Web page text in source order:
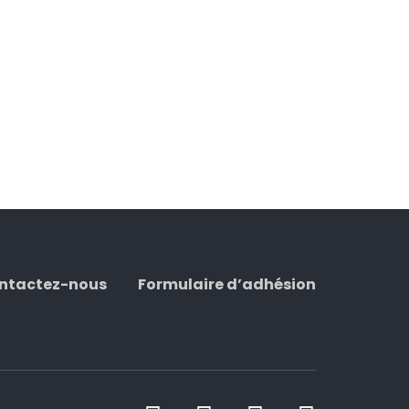
nous Formulaire d’adhésion